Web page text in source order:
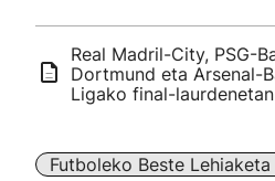
Real Madril-City, PSG-
Dortmund eta Arsenal-
Ligako final-laurdenetan
Futboleko Beste